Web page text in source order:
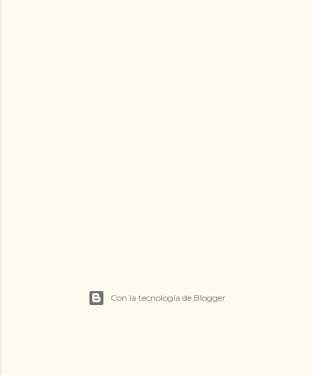
Con la tecnología de Blogger